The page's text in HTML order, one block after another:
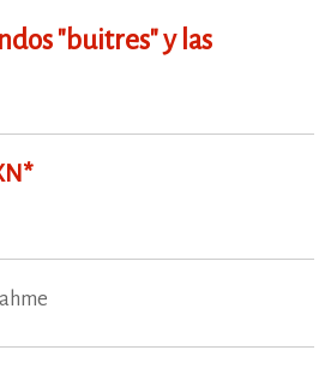
"buitres" y las